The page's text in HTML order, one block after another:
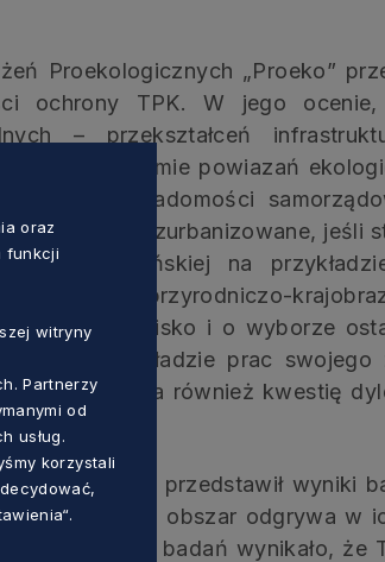
Proekologicznych „Proeko”
ochrony TPK. W jego
– przekształceń
roli w systemie powiazań
świadomości
obszary zurbanizowane, jeśli
Gdańskiej na
ich skutków przyrodniczo-
środowisko i o wyborze
Na przykładzie prac swojego
Omówiła również kwestię
przedstawił wyniki
roli jaką ich obszar odgrywa w
ochrony. Z badań wynikało, że
oraz
funkcji
witryny
Partnerzy
od
usług.
korzystali